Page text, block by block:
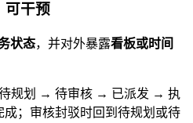
可干预
状态，并对外暴露看板或时间
规划 → 待审核 → 已派发 → 执
；审核封驳时回到待规划或待